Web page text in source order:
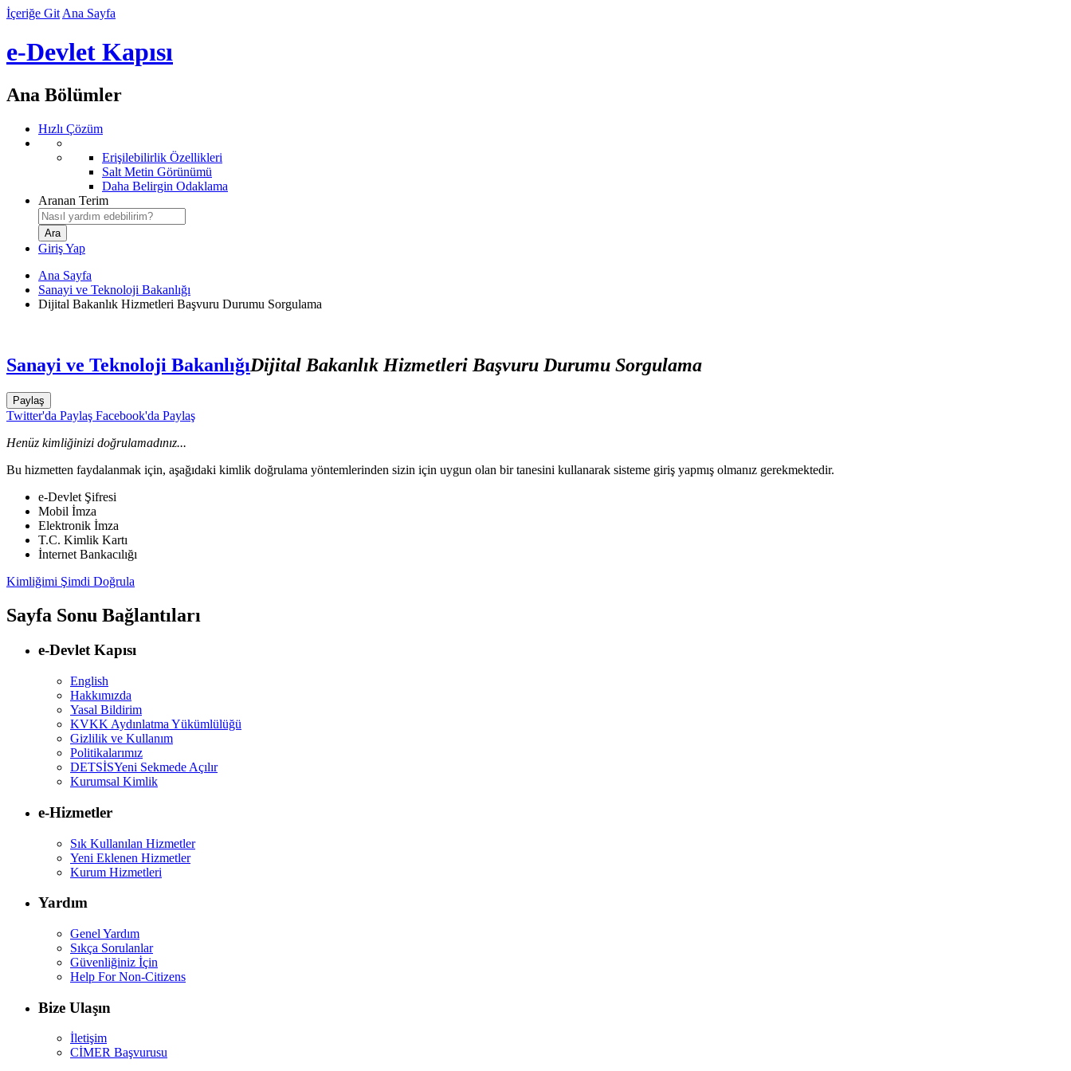
İçeriğe Git Ana Sayfa
e-Devlet Kapısı
Ana Bölümler
Hızlı Çözüm
Erişilebilirlik Özellikleri
Salt Metin Görünümü
Daha Belirgin Odaklama
Aranan Terim
Giriş Yap
Ana Sayfa
Sanayi ve Teknoloji Bakanlığı
Dijital Bakanlık Hizmetleri Başvuru Durumu Sorgulama
Sanayi ve Teknoloji BakanlığıDijital Bakanlık Hizmetleri Başvuru Durumu Sorgulama
Paylaş
Twitter'da Paylaş Facebook'da Paylaş
Henüz kimliğinizi doğrulamadınız...
Bu hizmetten faydalanmak için, aşağıdaki kimlik doğrulama yöntemlerinden sizin için uygun olan bir tanesini kullanarak sisteme giriş yapmış olmanız gerekmektedir.
e-Devlet Şifresi
Mobil İmza
Elektronik İmza
T.C. Kimlik Kartı
İnternet Bankacılığı
Kimliğimi Şimdi Doğrula
Sayfa Sonu Bağlantıları
e-Devlet Kapısı
English
Hakkımızda
Yasal Bildirim
KVKK Aydınlatma Yükümlülüğü
Gizlilik ve Kullanım
Politikalarımız
DETSİSYeni Sekmede Açılır
Kurumsal Kimlik
e-Hizmetler
Sık Kullanılan Hizmetler
Yeni Eklenen Hizmetler
Kurum Hizmetleri
Yardım
Genel Yardım
Sıkça Sorulanlar
Güvenliğiniz İçin
Help For Non-Citizens
Bize Ulaşın
İletişim
CİMER Başvurusu